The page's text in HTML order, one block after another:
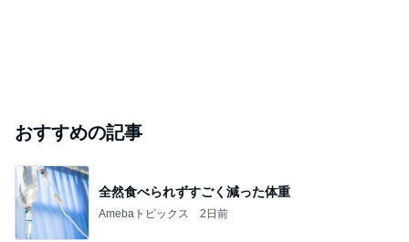
おすすめの記事
全然食べられずすごく減った体重
Amebaトピックス 2日前